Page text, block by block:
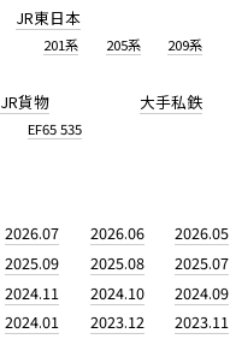
JR東日本
201系 205系 209系
JR貨物
EF65 535
大手私鉄
2026.07 2026.06 2026.05
2025.09 2025.08 2025.07
2024.11 2024.10 2024.09
2024.01 2023.12 2023.11